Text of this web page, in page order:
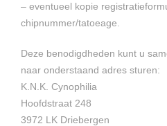
– eventueel kopie
chipnummer/tatoeage.
Deze benodigdheden kunt u
naar onderstaand adres sturen:
K.N.K. Cynophilia
Hoofdstraat 248
3972 LK Driebergen